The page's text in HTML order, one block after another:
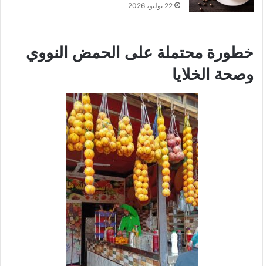
22 يوليو، 2026
خطورة محتملة على الحمض النووي
وصحة الخلايا